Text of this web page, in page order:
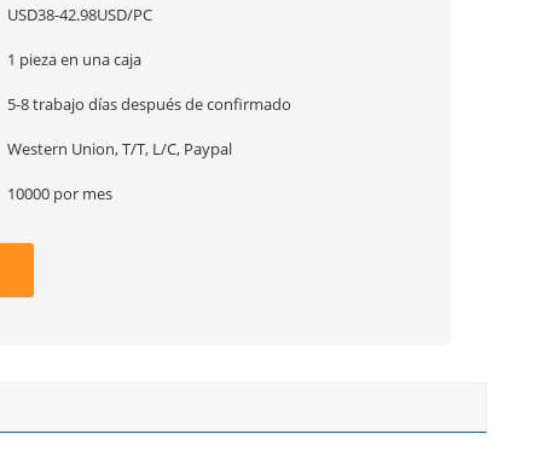
USD38-42.98USD/PC
1 pieza en una caja
5-8 trabajo días después de confirmado
Western Union, T/T, L/C, Paypal
10000 por mes